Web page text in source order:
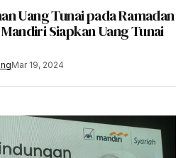
Uang Tunai pada Ramadan
Siapkan Uang Tunai
Mar 19, 2024